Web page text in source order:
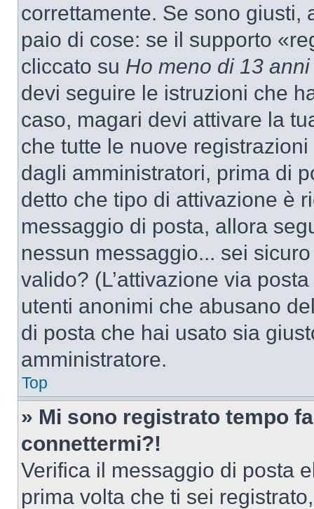
correttamente. Se sono giusti,
paio di cose: se il supporto
cliccato su Ho meno di 13 anni
devi seguire le istruzioni che
caso, magari devi attivare la
che tutte le nuove
dagli amministratori, prima di
detto che tipo di attivazione è
messaggio di posta, allora
nessun messaggio... sei
valido? (L’attivazione via
utenti anonimi che abusano
di posta che hai usato sia
amministratore.
Top
» Mi sono registrato tempo
connettermi?!
Verifica il messaggio di posta
prima volta che ti sei